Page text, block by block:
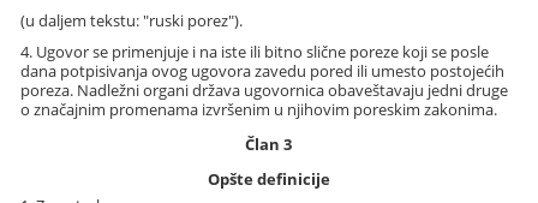
(u daljem tekstu: "ruski porez").
4. Ugovor se primenjuje i na iste ili bitno slične poreze koji se posle
dana potpisivanja ovog ugovora zavedu pored ili umesto postojećih
poreza. Nadležni organi država ugovornica obaveštavaju jedni druge
o značajnim promenama izvršenim u njihovim poreskim zakonima.
Član 3
Opšte definicije